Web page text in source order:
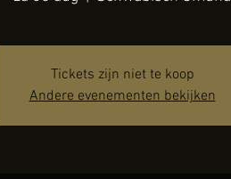
Tickets zijn niet te koop
Andere evenementen bekijken